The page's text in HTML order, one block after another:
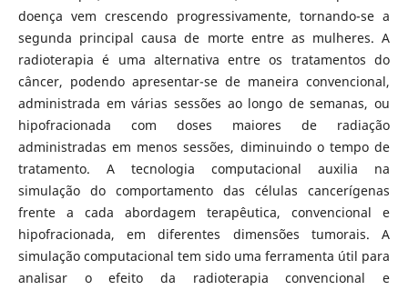
doença vem crescendo progressivamente, tornando-se a
segunda principal causa de morte entre as mulheres. A
radioterapia é uma alternativa entre os tratamentos do
câncer, podendo apresentar-se de maneira convencional,
administrada em várias sessões ao longo de semanas, ou
hipofracionada com doses maiores de radiação
administradas em menos sessões, diminuindo o tempo de
tratamento. A tecnologia computacional auxilia na
simulação do comportamento das células cancerígenas
frente a cada abordagem terapêutica, convencional e
hipofracionada, em diferentes dimensões tumorais. A
simulação computacional tem sido uma ferramenta útil para
analisar o efeito da radioterapia convencional e